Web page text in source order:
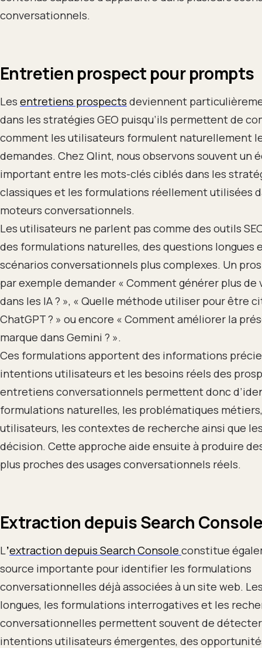
conversationnels.
Entretien prospect pour prompts
Les entretiens prospects deviennent
dans les stratégies GEO puisqu’ils permettent de
comment les utilisateurs formulent naturellement
demandes. Chez Qlint, nous observons souvent un
important entre les mots-clés ciblés dans les
classiques et les formulations réellement utilisées
moteurs conversationnels.
Les utilisateurs ne parlent pas comme des outils
des formulations naturelles, des questions longues
scénarios conversationnels plus complexes. Un
par exemple demander « Comment générer plus
dans les IA ? », « Quelle méthode utiliser pour être
ChatGPT ? » ou encore « Comment améliorer la
marque dans Gemini ? ».
Ces formulations apportent des informations
intentions utilisateurs et les besoins réels des
entretiens conversationnels permettent donc
formulations naturelles, les problématiques
utilisateurs, les contextes de recherche ainsi que
décision. Cette approche aide ensuite à produire
plus proches des usages conversationnels réels.
Extraction depuis Search
L’extraction depuis Search Console constitue
source importante pour identifier les formulations
conversationnelles déjà associées à un site web.
longues, les formulations interrogatives et les
conversationnelles permettent souvent de
intentions utilisateurs émergentes, des